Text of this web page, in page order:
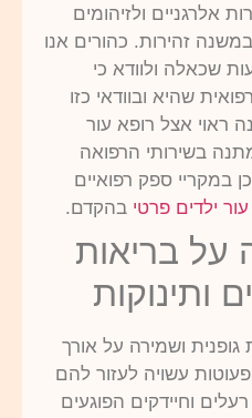
אלרגניים ולזיהומים
זהירות. כהורים אנו
שכאלה ולוודא כי
שהיא ובוודאי כזו
ראוי אצל רופא עור
בשירותי הרפואה
במקריי ספק רפואיים
ילדים פרטי בהקדם.
על בריאות
ותינוקות
גופנית ושמירה על אורך
עשויה לעזור להם
וחיידקים הפוגעים